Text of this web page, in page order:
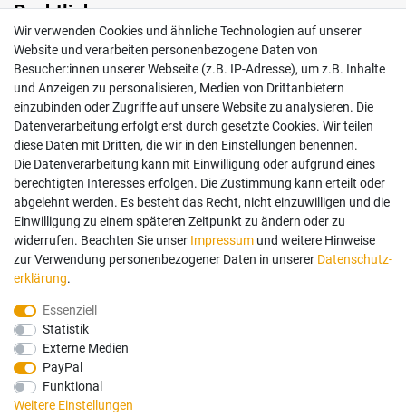
Rechtliches
Impressum
AGB
Widerrufsrecht
Datenschutz
Vertrag widerrufen
Mein Konto
Anmelden
Registrieren
Bezahlung und Versand
Wir bieten Ihnen viele Möglichkeiten einer sicheren Bezahlung.
Wir verwenden Cookies und ähnliche Technologien auf unserer
Website und verarbeiten personenbezogene Daten von
Besucher:innen unserer Webseite (z.B. IP-Adresse), um z.B. Inhalte
und Anzeigen zu personalisieren, Medien von Drittanbietern
einzubinden oder Zugriffe auf unsere Website zu analysieren. Die
Datenverarbeitung erfolgt erst durch gesetzte Cookies. Wir teilen
diese Daten mit Dritten, die wir in den Einstellungen benennen.
Die Datenverarbeitung kann mit Einwilligung oder aufgrund eines
berechtigten Interesses erfolgen. Die Zustimmung kann erteilt oder
abgelehnt werden. Es besteht das Recht, nicht einzuwilligen und die
Einwilligung zu einem späteren Zeitpunkt zu ändern oder zu
widerrufen. Beachten Sie unser Impressum und weitere Hinweise
zur Verwendung personenbezogener Daten in unserer Daten­schutz­
erklärung.
Essenziell
Statistik
Externe Medien
PayPal
Funktional
Weitere Einstellungen